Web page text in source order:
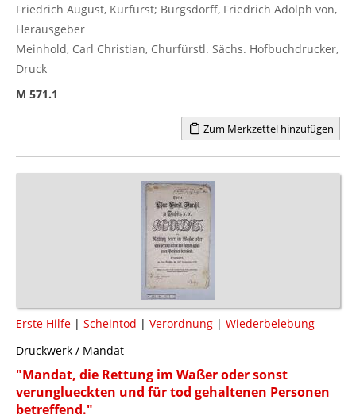
Friedrich August, Kurfürst; Burgsdorff, Friedrich Adolph von,
Herausgeber
Meinhold, Carl Christian, Churfürstl. Sächs. Hofbuchdrucker,
Druck
M 571.1
Zum Merkzettel hinzufügen
Erste Hilfe | Scheintod | Verordnung | Wiederbelebung
Druckwerk / Mandat
"Mandat, die Rettung im Waßer oder sonst
verunglueckten und für tod gehaltenen Personen
betreffend."